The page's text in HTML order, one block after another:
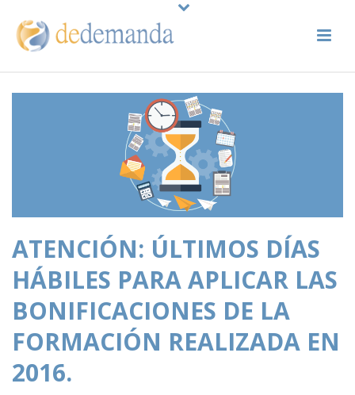
ATENCIÓN: ÚLTIMOS DÍAS
HÁBILES PARA APLICAR LAS
BONIFICACIONES DE LA
FORMACIÓN REALIZADA EN
2016.